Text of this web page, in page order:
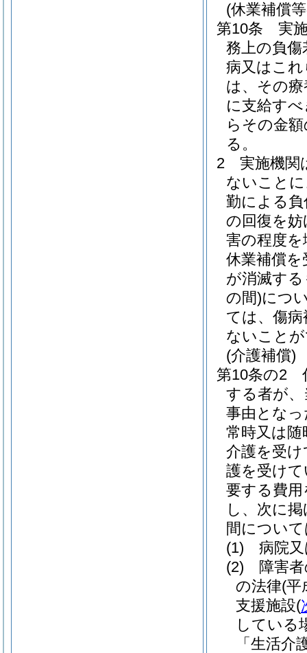
(休業補償
第10条
実
務上の負
病又はこ
は、その
に支給す
らその金
る。
2
実施機関
ないこと
勤による
の回復を
害の程度
休業補償
が消滅す
の間)につ
ては、傷
ないこと
(介護補償)
第10条の2
する者が
事由とな
常時又は
介護を受
護を受け
要する費
し、次に
間につい
(1)
病院
(2)
障害
の法律(平
支援施設(
している
「生活介